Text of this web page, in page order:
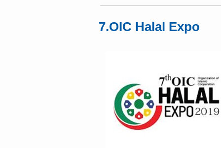
7.OIC Halal Expo